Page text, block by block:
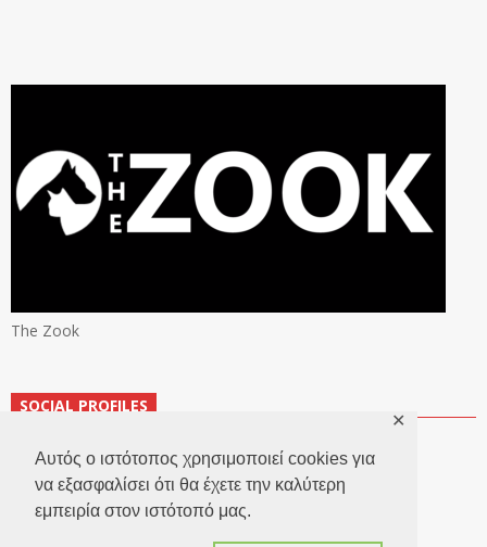
Αυτός ο ιστότοπος χρησιμοποιεί cookies για
να εξασφαλίσει ότι θα έχετε την καλύτερη
εμπειρία στον ιστότοπό μας.
✕
The Zook
SOCIAL PROFILES